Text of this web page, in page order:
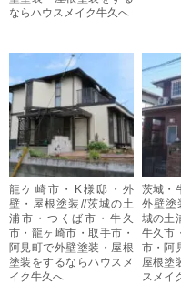
ならハウスメイク牛久へ
龍ケ崎市・K様邸・外
壁・屋根塗装//茨城の土
浦市・つくば市・牛久
市・龍ヶ崎市・取手市・
阿見町で外壁塗装・屋根
塗装をするならハウスメ
イク牛久へ
茨城・
外壁塗
城の土
牛久市
市・阿
屋根塗
スメイ